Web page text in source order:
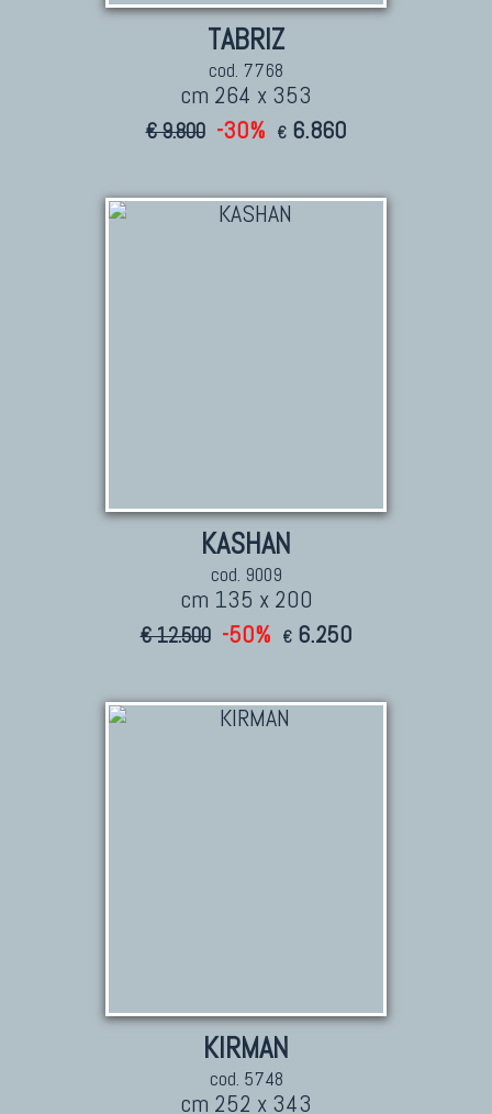
TABRIZ
cod. 7768
cm 264 x 353
€ 9.800 -30% € 6.860
KASHAN
cod. 9009
cm 135 x 200
€ 12.500 -50% € 6.250
KIRMAN
cod. 5748
cm 252 x 343